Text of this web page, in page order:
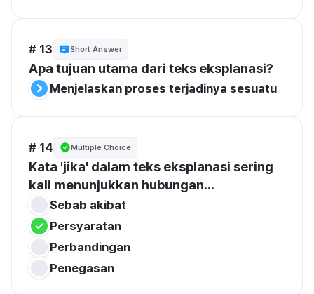
# 13 Short Answer
Apa tujuan utama dari teks eksplanasi?
Menjelaskan proses terjadinya sesuatu
# 14 Multiple Choice
Kata 'jika' dalam teks eksplanasi sering
kali menunjukkan hubungan...
Sebab akibat
Persyaratan
Perbandingan
Penegasan